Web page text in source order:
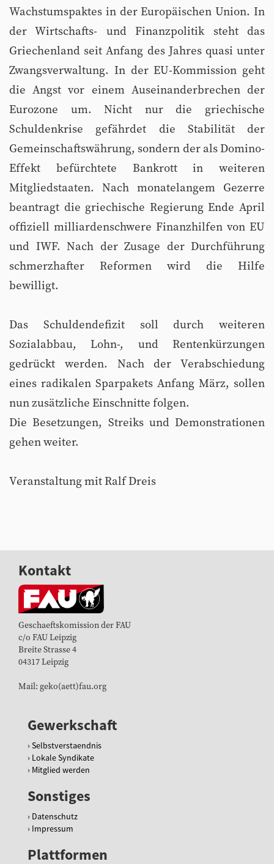
Wachstumspaktes in der Europäischen Union. In
der Wirtschafts- und Finanzpolitik steht das
Griechenland seit Anfang des Jahres quasi unter
Zwangsverwaltung. In der EU-Kommission geht
die Angst vor einem Auseinanderbrechen der
Eurozone um. Nicht nur die griechische
Schuldenkrise gefährdet die Stabilität der
Gemeinschaftswährung, sondern der als Domino-
Effekt befürchtete Bankrott in weiteren
Mitgliedstaaten. Nach monatelangem Gezerre
beantragt die griechische Regierung Ende April
offiziell milliardenschwere Finanzhilfen von EU
und IWF. Nach der Zusage der Durchführung
schmerzhafter Reformen wird die Hilfe
bewilligt.
Das Schuldendefizit soll durch weiteren
Sozialabbau, Lohn-, und Rentenkürzungen
gedrückt werden. Nach der Verabschiedung
eines radikalen Sparpakets Anfang März, sollen
nun zusätzliche Einschnitte folgen.
Die Besetzungen, Streiks und Demonstrationen
gehen weiter.
Veranstaltung mit Ralf Dreis
Kontakt
Geschaeftskomission der FAU
c/o FAU Leipzig
Breite Strasse 4
04317 Leipzig
Mail: geko(aett)fau.org
Gewerkschaft
Selbstverstaendnis
Lokale Syndikate
Mitglied werden
Sonstiges
Datenschutz
Impressum
Plattformen